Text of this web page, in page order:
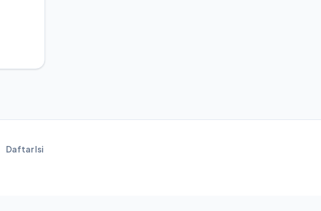
Daftar Isi